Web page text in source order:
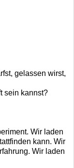
gelassen wirst,
sein kannst?
Wir laden
kann. Wir
Wir laden